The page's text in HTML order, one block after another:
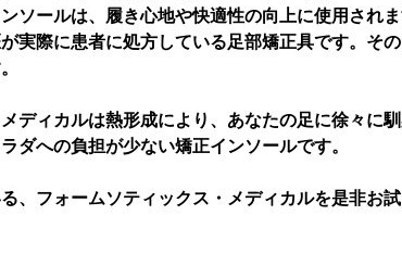
ソールは、履き心地や快適性の向上に使用され
実際に患者に処方している足部矯正具です。そ
ディカルは熱形成により、あなたの足に徐々に
ダへの負担が少ない矯正インソールです。
、フォームソティックス・メディカルを是非お試